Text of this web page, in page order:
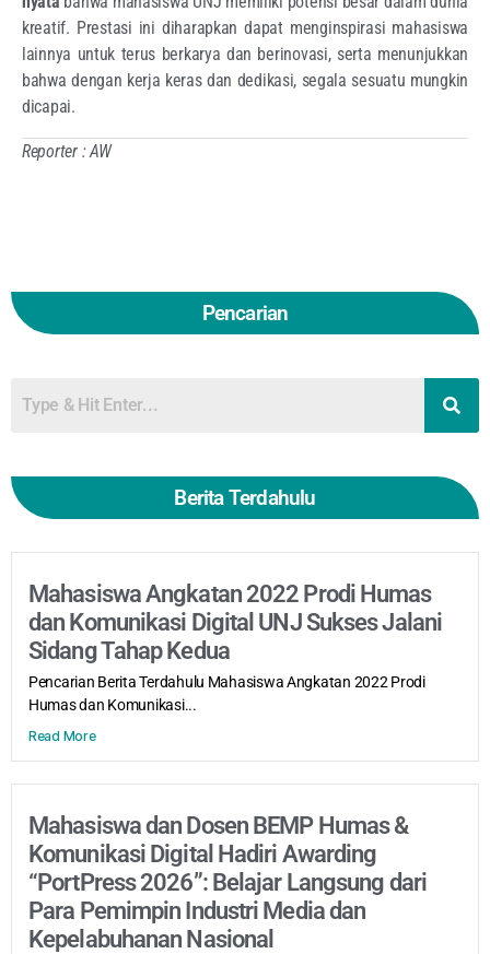
Pencarian
Berita Terdahulu
Mahasiswa Angkatan 2022 Prodi Humas
dan Komunikasi Digital UNJ Sukses Jalani
Sidang Tahap Kedua
Pencarian Berita Terdahulu Mahasiswa Angkatan 2022 Prodi
Humas dan Komunikasi...
Read More
Mahasiswa dan Dosen BEMP Humas &
Komunikasi Digital Hadiri Awarding
“PortPress 2026”: Belajar Langsung dari
Para Pemimpin Industri Media dan
Kepelabuhanan Nasional
kreatif. Prestasi ini diharapkan dapat menginspirasi mahasiswa
lainnya untuk terus berkarya dan berinovasi, serta menunjukkan
bahwa dengan kerja keras dan dedikasi, segala sesuatu mungkin
dicapai.
Reporter : AW